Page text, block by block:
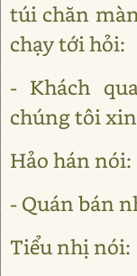
túi chăn
chạy tới hỏi:
- Khách
chúng tôi
Hảo hán nói:
- Quán bán
Tiểu nhị nói: